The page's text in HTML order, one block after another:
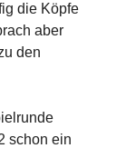
die Köpfe
aber
den
schon ein